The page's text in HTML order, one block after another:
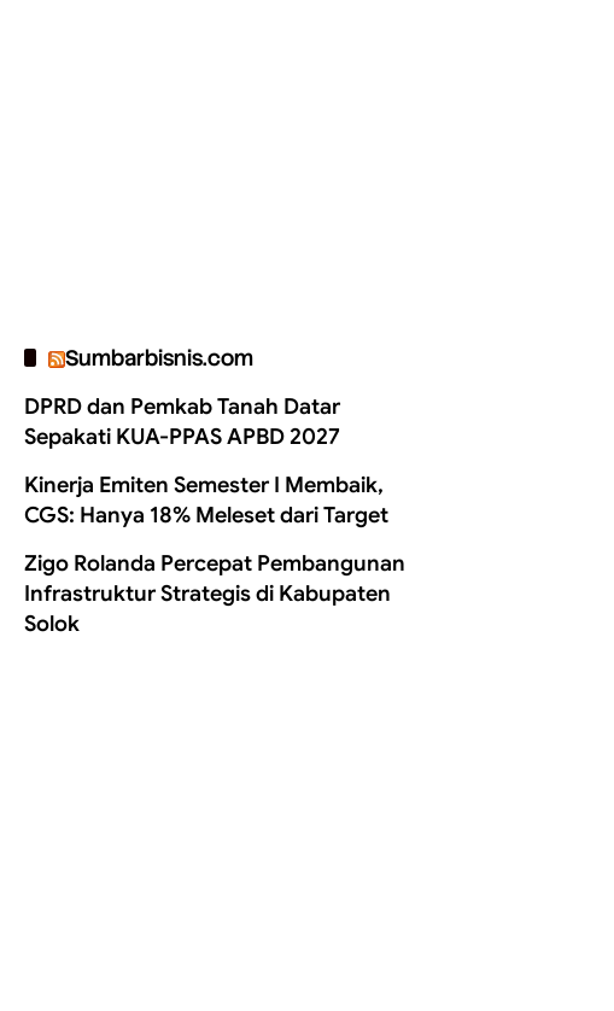
Sumbarbisnis.com
DPRD dan Pemkab Tanah Datar
Sepakati KUA-PPAS APBD 2027
Kinerja Emiten Semester I Membaik,
CGS: Hanya 18% Meleset dari Target
Zigo Rolanda Percepat Pembangunan
Infrastruktur Strategis di Kabupaten
Solok